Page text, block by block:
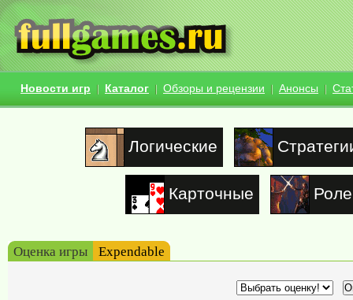
Новости игр Каталог Обзоры и рецензии Анонсы
Логические
Карточные
Оценка игры Expendable